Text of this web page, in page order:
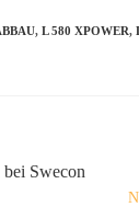
, L 580 XPOWER,
Swecon